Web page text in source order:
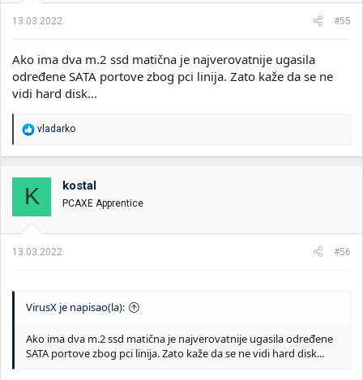
:
13.03.2022. #55
Ako ima dva m.2 ssd matična je najverovatnije ugasila
određene SATA portove zbog pci linija. Zato kaže da se ne
vidi hard disk...
R
o
v
a
n
:
vladarko
K kostal
PCAXE Apprentice
13.03.2022. #56
VirusX je napisao(la):
Ako ima dva m.2 ssd matična je najverovatnije ugasila određene
SATA portove zbog pci linija. Zato kaže da se ne vidi hard disk...